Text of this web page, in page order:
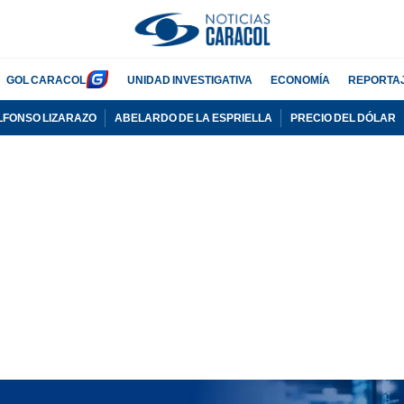
GOL CARACOL UNIDAD INVESTIGATIVA ECONOMÍA
LIZARAZO ABELARDO DE LA ESPRIELLA PRECIO DEL DÓLAR